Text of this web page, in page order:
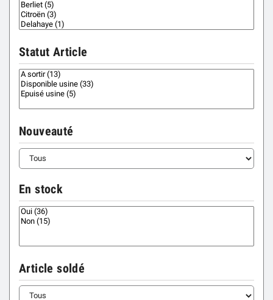
Statut Article
Nouveauté
En stock
Article soldé